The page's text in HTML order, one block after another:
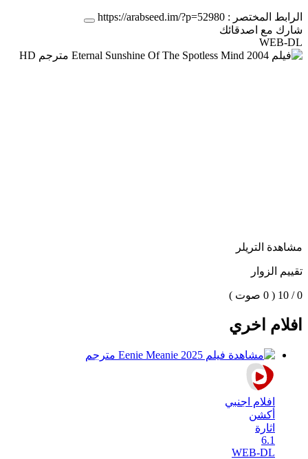
الرابط المختصر : https://arabseed.im/?p=52980
شارك مع اصدقائك
WEB-DL
مشاهدة التريلر
تقييم الزوار
0 / 10 ( 0 صوت )
افلام اخري
افلام اجنبي
أكشن
اثارة
6.1
WEB-DL